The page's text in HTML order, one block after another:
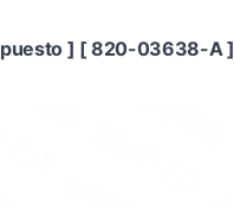
] [ 820-03638-A ]